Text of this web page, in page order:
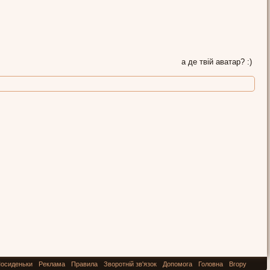
а де твій аватар? :)
Реклама Правила Зворотній зв'язок Допомога Головна Вгору